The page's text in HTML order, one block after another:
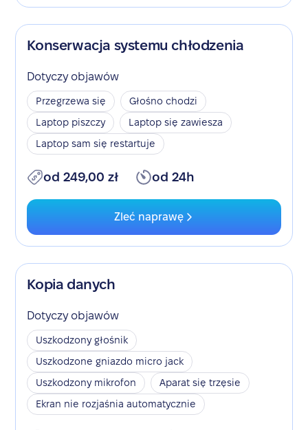
Konserwacja systemu chłodzenia
Dotyczy objawów
Przegrzewa się
Głośno chodzi
Laptop piszczy
Laptop się zawiesza
Laptop sam się restartuje
od 249,00 zł od 24h
Zleć naprawę
Kopia danych
Dotyczy objawów
Uszkodzony głośnik
Uszkodzone gniazdo micro jack
Uszkodzony mikrofon
Aparat się trzęsie
Ekran nie rozjaśnia automatycznie